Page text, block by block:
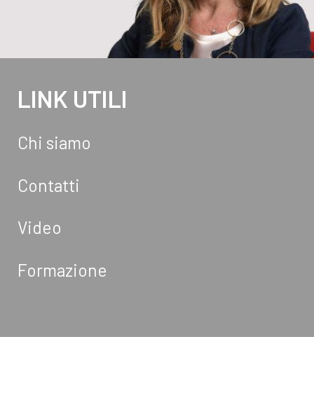
LINK UTILI
Chi siamo
Contatti
Video
Formazione